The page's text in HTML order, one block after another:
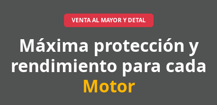
VENTA AL MAYOR Y DETAL
Máxima protección y
rendimiento para cada
Motor